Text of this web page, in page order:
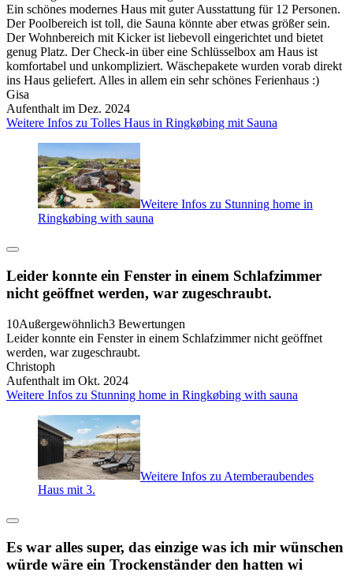
Ein schönes modernes Haus mit guter Ausstattung für 12 Personen.
Der Poolbereich ist toll, die Sauna könnte aber etwas größer sein.
Der Wohnbereich mit Kicker ist liebevoll eingerichtet und bietet
genug Platz. Der Check-in über eine Schlüsselbox am Haus ist
komfortabel und unkompliziert. Wäschepakete wurden vorab direkt
ins Haus geliefert. Alles in allem ein sehr schönes Ferienhaus :)
Gisa
Aufenthalt im Dez. 2024
Weitere Infos zu Tolles Haus in Ringkøbing mit Sauna
Weitere Infos zu Stunning home in
Ringkøbing with sauna
Leider konnte ein Fenster in einem Schlafzimmer
nicht geöffnet werden, war zugeschraubt.
10Außergewöhnlich3 Bewertungen
Leider konnte ein Fenster in einem Schlafzimmer nicht geöffnet
werden, war zugeschraubt.
Christoph
Aufenthalt im Okt. 2024
Weitere Infos zu Stunning home in Ringkøbing with sauna
Weitere Infos zu Atemberaubendes
Haus mit 3.
Es war alles super, das einzige was ich mir wünschen
würde wäre ein Trockenständer den hatten wi